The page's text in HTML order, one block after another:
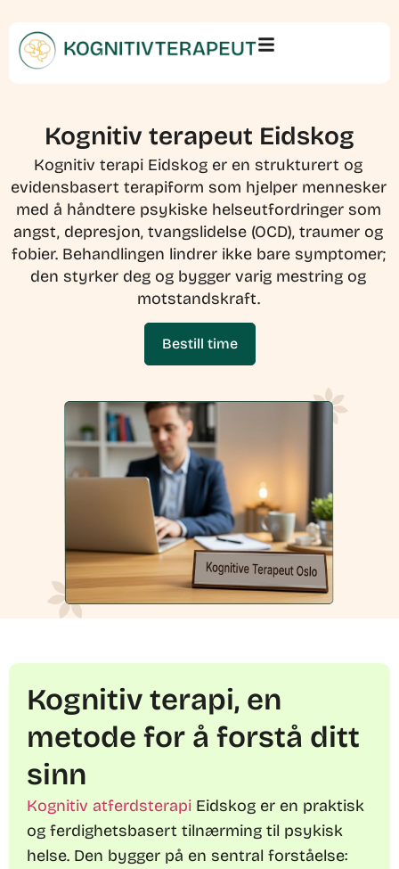
Kognitiv terapeut Eidskog
Kognitiv terapi Eidskog er en strukturert og
evidensbasert terapiform som hjelper mennesker
med å håndtere psykiske helseutfordringer som
angst, depresjon, tvangslidelse (OCD), traumer og
fobier. Behandlingen lindrer ikke bare symptomer;
den styrker deg og bygger varig mestring og
motstandskraft.
Bestill time
Kognitiv terapi, en
metode for å forstå ditt
sinn
Kognitiv atferdsterapi Eidskog er en praktisk
og ferdighetsbasert tilnærming til psykisk
helse. Den bygger på en sentral forståelse: